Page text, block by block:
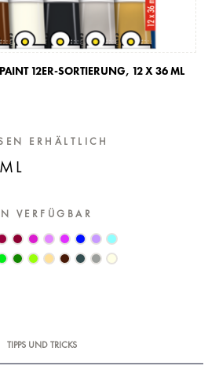
12ER-SORTIERUNG, 12 X 36 ML
ERHÄLTLICH
VERFÜGBAR
TIPPS UND TRICKS